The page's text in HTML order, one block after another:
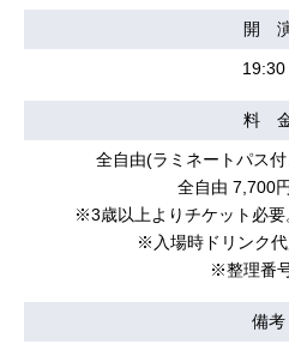
開
19:30
料
全自由(ラミネートパス付
全自由 7,700
※3歳以上よりチケット必要
※入場時ドリンク
※整理番
備考